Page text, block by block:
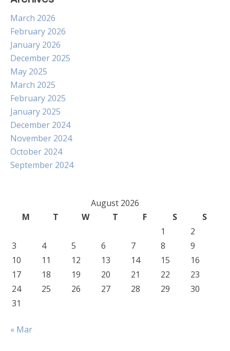
March 2026
February 2026
January 2026
December 2025
May 2025
March 2025
February 2025
January 2025
December 2024
November 2024
October 2024
September 2024
August 2026
M
T W T F S
S
1
2
3
4 5 6 7 8
9
10
11 12 13 14 15
16
17
18 19 20 21 22
23
24
25 26 27 28 29
30
31
« Mar